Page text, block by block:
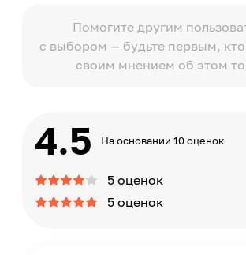
Помогите другим
с выбором — будьте первым,
своим мнением об этом
4.5 На основании 10 оценок
5 оценок
5 оценок